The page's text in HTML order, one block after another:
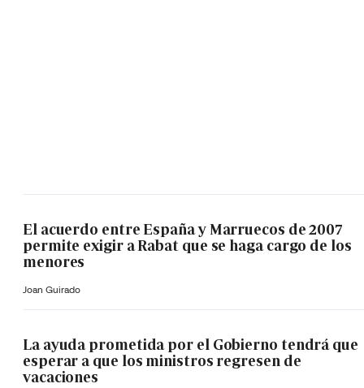
El acuerdo entre España y Marruecos de 2007
permite exigir a Rabat que se haga cargo de los
menores
Joan Guirado
La ayuda prometida por el Gobierno tendrá que
esperar a que los ministros regresen de
vacaciones